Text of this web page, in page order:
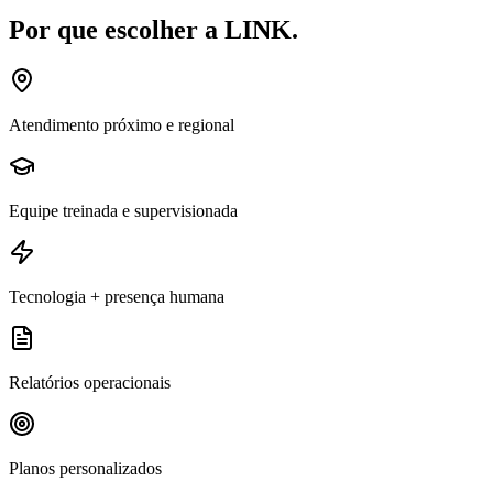
Por que escolher a LINK.
Atendimento próximo e regional
Equipe treinada e supervisionada
Tecnologia + presença humana
Relatórios operacionais
Planos personalizados